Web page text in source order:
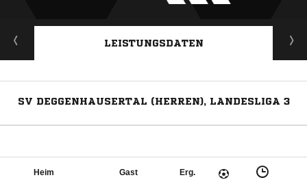
LEISTUNGSDATEN
SV DEGGENHAUSERTAL (HERREN), LANDESLIGA 3
Heim Gast Erg.